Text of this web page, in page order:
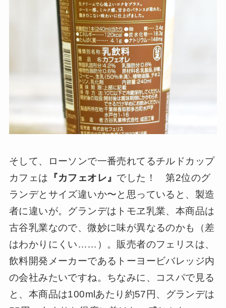
そして、ローソンで一番売れてるチルドカップ
カフェは 『カフェオレ』 でした！ 第2位のグ
ランデとサイズ違いか〜と思っていると、製造
者に違いが。グランデはトモヱ乳業、本商品は
古谷乳業なので、微妙に味が異なるのかも（差
はわかりにくい……）。販売者のフェリスは、
飲料開発メーカーであるトーヨービバレッジ内
の会社みたいですね。ちなみに、コスパで見る
と、本商品は100mlあたり約57円、グランデは